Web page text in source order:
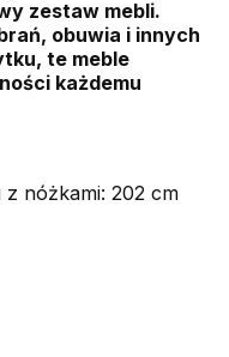
zestaw mebli.
obuwia i innych
te meble
każdemu
z nóżkami: 202 cm